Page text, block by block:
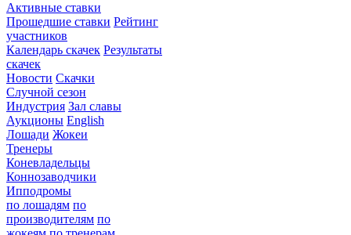
Активные ставки
Прошедшие ставки Рейтинг
участников
Календарь скачек Результаты
скачек
Новости Скачки
Случной сезон
Индустрия Зал славы
Аукционы English
Лошади Жокеи
Тренеры
Коневладельцы
Коннозаводчики
Ипподромы
по лошадям по
производителям по